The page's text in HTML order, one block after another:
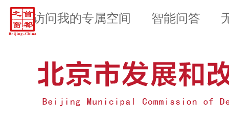
访问我的专属空间 智能问答